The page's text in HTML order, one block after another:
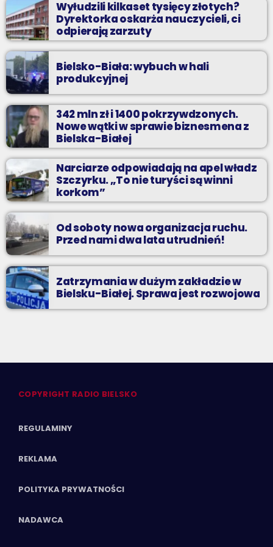
Wyłudzili kilkaset tysięcy złotych?
Dyrektorka oskarża nauczycieli, ci
odpierają zarzuty
Bielsko-Biała: wybuch w hali
produkcyjnej
342 mln zł i 1400 pokrzywdzonych.
Nowe wątki w sprawie biznesmena z
Bielska-Białej
Narciarze odpowiadają na apel władz
Szczyrku. „To nie turyści są winni
korkom”
Od soboty nowa organizacja ruchu.
Przed nami dwa lata utrudnień!
Zatrzymania w dużym zakładzie w
Bielsku-Białej. Sprawa jest rozwojowa
COPYRIGHT RADIO BIELSKO
REGULAMINY
REKLAMA
POLITYKA PRYWATNOŚCI
NADAWCA